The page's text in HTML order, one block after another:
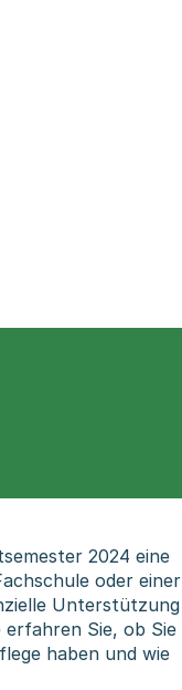
2024 eine
oder einer
Unterstützung
Sie, ob Sie
haben und wie